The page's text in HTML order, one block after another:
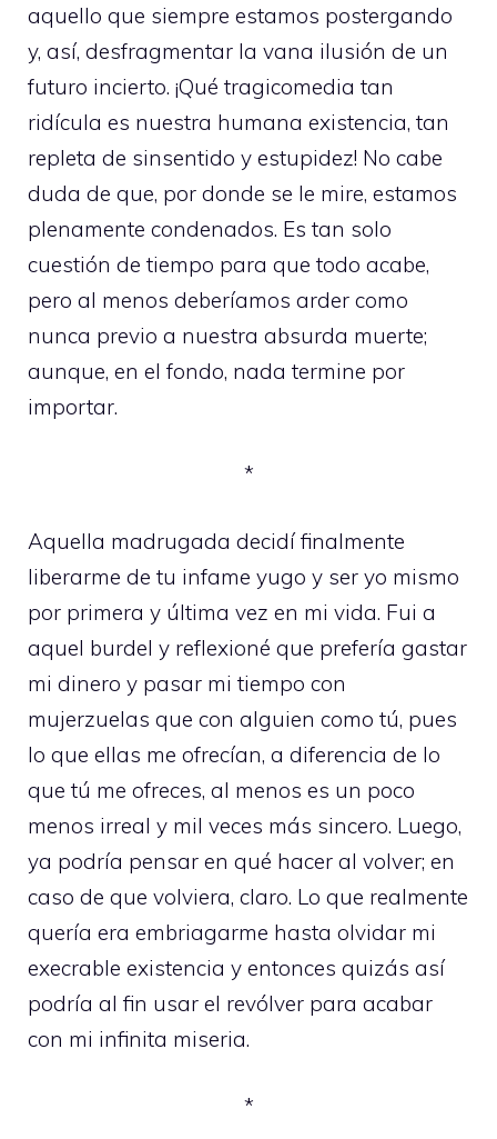
aquello que siempre estamos postergando
y, así, desfragmentar la vana ilusión de un
futuro incierto. ¡Qué tragicomedia tan
ridícula es nuestra humana existencia, tan
repleta de sinsentido y estupidez! No cabe
duda de que, por donde se le mire, estamos
plenamente condenados. Es tan solo
cuestión de tiempo para que todo acabe,
pero al menos deberíamos arder como
nunca previo a nuestra absurda muerte;
aunque, en el fondo, nada termine por
importar.
*
Aquella madrugada decidí finalmente
liberarme de tu infame yugo y ser yo mismo
por primera y última vez en mi vida. Fui a
aquel burdel y reflexioné que prefería gastar
mi dinero y pasar mi tiempo con
mujerzuelas que con alguien como tú, pues
lo que ellas me ofrecían, a diferencia de lo
que tú me ofreces, al menos es un poco
menos irreal y mil veces más sincero. Luego,
ya podría pensar en qué hacer al volver; en
caso de que volviera, claro. Lo que realmente
quería era embriagarme hasta olvidar mi
execrable existencia y entonces quizás así
podría al fin usar el revólver para acabar
con mi infinita miseria.
*